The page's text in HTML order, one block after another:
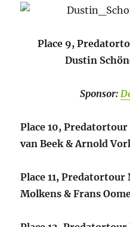
Place 9,
Dustin
Sponsor:
Place 10,
van Beek & Arnold
Place 11,
Molkens & Frans